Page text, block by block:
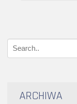
ARCHIWA